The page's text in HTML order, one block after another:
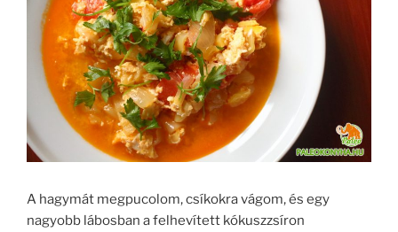
A hagymát megpucolom, csíkokra vágom, és egy
nagyobb lábosban a felhevített kókuszzsíron